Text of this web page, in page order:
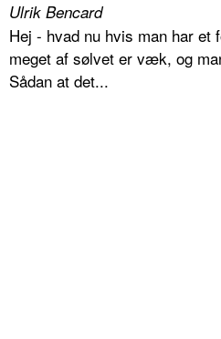
Ulrik Bencard
Hej - hvad nu hvis man har et
meget af sølvet er væk, og
Sådan at det...